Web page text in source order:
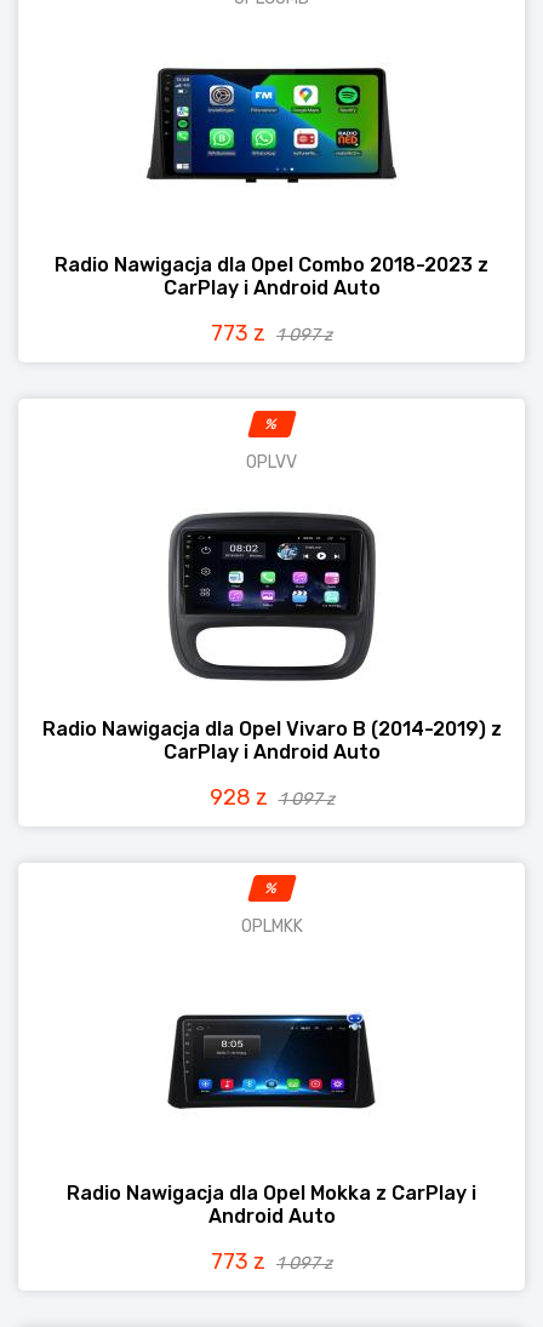
Radio Nawigacja dla Opel Combo 2018-2023 z
CarPlay i Android Auto
773 z 1 097 z
%
OPLVV
Radio Nawigacja dla Opel Vivaro B (2014-2019) z
CarPlay i Android Auto
928 z 1 097 z
%
OPLMKK
Radio Nawigacja dla Opel Mokka z CarPlay i
Android Auto
773 z 1 097 z